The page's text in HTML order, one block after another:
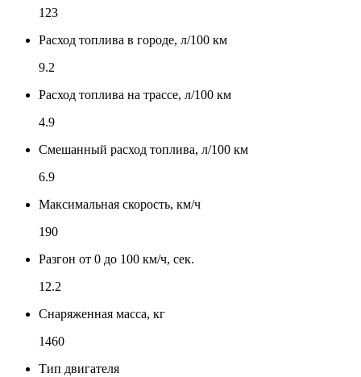
123
Расход топлива в городе, л/100 км
9.2
Расход топлива на трассе, л/100 км
4.9
Смешанный расход топлива, л/100 км
6.9
Максимальная скорость, км/ч
190
Разгон от 0 до 100 км/ч, сек.
12.2
Снаряженная масса, кг
1460
Тип двигателя